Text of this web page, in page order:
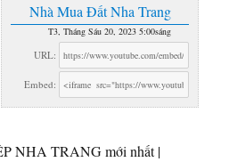
Nhà Mua Đất Nha Trang
T3, Tháng Sáu 20, 2023 5:00sáng
URL:
Embed:
NHA TRANGmới nhất |